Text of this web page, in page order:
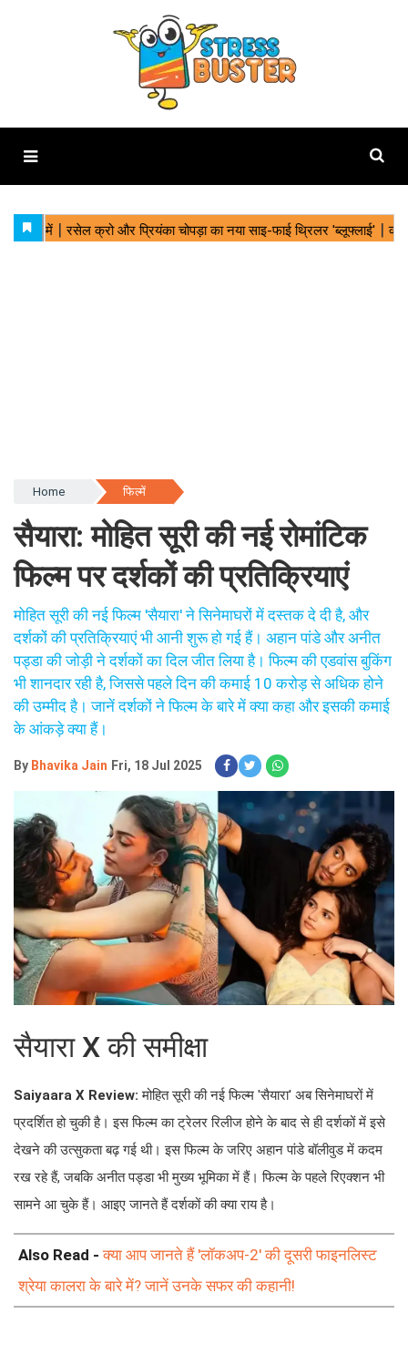
Home फिल्में
सैयारा: मोहित सूरी की नई रोमांटिक
फिल्म पर दर्शकों की प्रतिक्रियाएं
मोहित सूरी की नई फिल्म 'सैयारा' ने सिनेमाघरों में दस्तक दे दी है, और
दर्शकों की प्रतिक्रियाएं भी आनी शुरू हो गई हैं। अहान पांडे और अनीत
पड्डा की जोड़ी ने दर्शकों का दिल जीत लिया है। फिल्म की एडवांस बुकिंग
भी शानदार रही है, जिससे पहले दिन की कमाई 10 करोड़ से अधिक होने
की उम्मीद है। जानें दर्शकों ने फिल्म के बारे में क्या कहा और इसकी कमाई
के आंकड़े क्या हैं।
By Bhavika Jain Fri, 18 Jul 2025
सैयारा X की समीक्षा
Saiyaara X Review: मोहित सूरी की नई फिल्म 'सैयारा' अब सिनेमाघरों में
प्रदर्शित हो चुकी है। इस फिल्म का ट्रेलर रिलीज होने के बाद से ही दर्शकों में इसे
देखने की उत्सुकता बढ़ गई थी। इस फिल्म के जरिए अहान पांडे बॉलीवुड में कदम
रख रहे हैं, जबकि अनीत पड्डा भी मुख्य भूमिका में हैं। फिल्म के पहले रिएक्शन भी
सामने आ चुके हैं। आइए जानते हैं दर्शकों की क्या राय है।
Also Read -क्या आप जानते हैं 'लॉकअप-2' की दूसरी फाइनलिस्ट
श्रेया कालरा के बारे में? जानें उनके सफर की कहानी!